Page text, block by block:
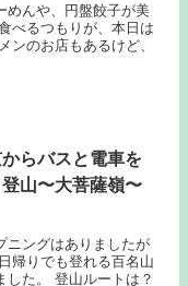
めんや、円盤餃子が美
べるつもりが、本日は
ンのお店もあるけど、
からバスと電車を
山〜大菩薩嶺〜
ニングはありましたが
帰りでも登れる百名山
した。 登山ルートは？